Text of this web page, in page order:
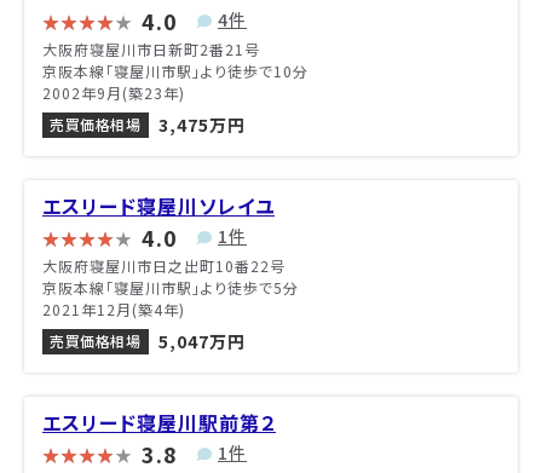
4.0 4件
大阪府寝屋川市日新町2番21号
京阪本線「寝屋川市駅」より徒歩で10分
2002年9月(築23年)
売買価格相場
3,475万円
エスリード寝屋川ソレイユ
4.0 1件
大阪府寝屋川市日之出町10番22号
京阪本線「寝屋川市駅」より徒歩で5分
2021年12月(築4年)
売買価格相場
5,047万円
エスリード寝屋川駅前第２
3.8 1件